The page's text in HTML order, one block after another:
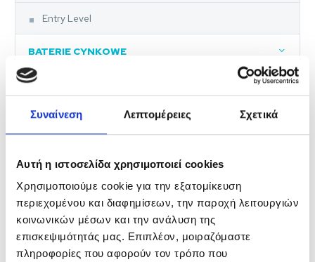
Συναίνεση Λεπτομέρειες Σχετικά
Αυτή η ιστοσελίδα χρησιμοποιεί cookies
Χρησιμοποιούμε cookie για την εξατομίκευση
περιεχομένου και διαφημίσεων, την παροχή λειτουργιών
κοινωνικών μέσων και την ανάλυση της
επισκεψιμότητάς μας. Επιπλέον, μοιραζόμαστε
πληροφορίες που αφορούν τον τρόπο που
Entry Level
BATERIE CYNKOWE
Heavy Duty
AKUMULATORY DO ŁADOWANIA
AKUMULATORY DO ŁADOWANIA
Chargers